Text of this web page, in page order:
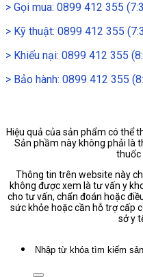
> Gọi mua: 0899 412 355
> Kỹ thuật: 0899 412 355
> Khiếu nại: 0899 412 355
> Bảo hành: 0899 412 355
Hiệu quả của sản phẩm có thể
Sản phầm này không phải là
thuốc
Thông tin trên website này
không được xem là tư vấn y
cho tư vấn, chẩn đoán hoặc
sức khỏe hoặc cần hỗ trợ cấp
sở y
kiếm: